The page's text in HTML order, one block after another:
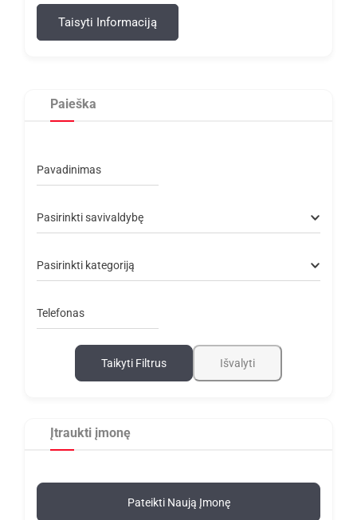
Taisyti Informaciją
Paieška
Pavadinimas
Pasirinkti savivaldybę
Pasirinkti kategoriją
Telefonas
Taikyti Filtrus Išvalyti
Įtraukti įmonę
Pateikti Naują Įmonę